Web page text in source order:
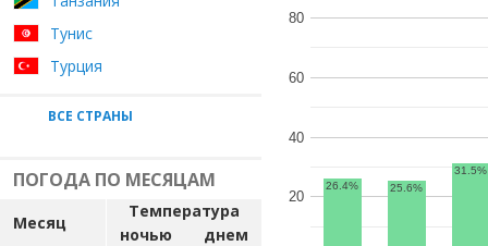
Тунис
Турция
ВСЕ СТРАНЫ
ПОГОДА ПО МЕСЯЦАМ
Месяц
Температура
ночью
днем
20
40
60
80
26.4% 25.6%
31.5%